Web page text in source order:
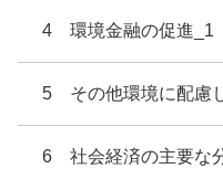
4 環境金融の促進_1
5 その他環境に配慮
6 社会経済の主要な